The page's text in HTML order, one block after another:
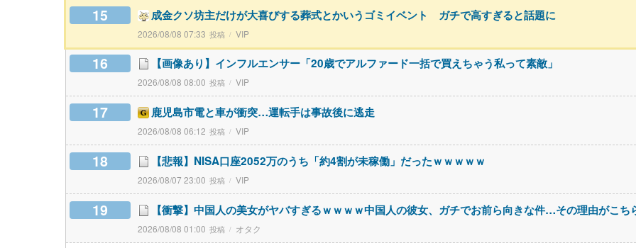
15 成金クソ坊主だけが大喜びする葬式とかいうゴミイベント ガチで高すぎると話題に
2026/08/08 07:33 VIP
16 【画像あり】インフルエンサー「20歳でアルファード一括で買えちゃう私って素敵」
2026/08/08 08:00 VIP
17 鹿児島市電と車が衝突…運転手は事故後に逃走
2026/08/08 06:12 VIP
18 【悲報】NISA口座2052万のうち「約4割が未稼働」だったｗｗｗｗｗ
2026/08/07 23:00 VIP
19 【衝撃】中国人の美女がヤバすぎるｗｗｗｗ中国人の彼女、ガチでお前ら向きな件…その理由がこ
2026/08/08 01:00 オタク